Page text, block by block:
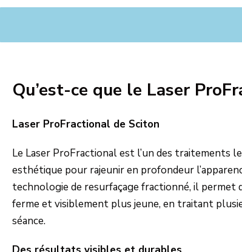
Qu’est-ce que le Laser
Laser ProFractional de Sciton
Le Laser ProFractional est l’un des traitements
esthétique pour rajeunir en profondeur
technologie de resurfaçage fractionné, il permet
ferme et visiblement plus jeune, en traitant
séance.